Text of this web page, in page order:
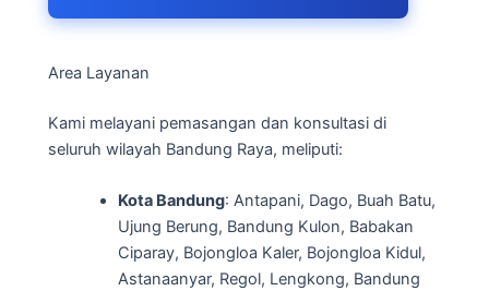
Area Layanan
Kami melayani pemasangan dan konsultasi di
seluruh wilayah Bandung Raya, meliputi:
Kota Bandung: Antapani, Dago, Buah Batu,
Ujung Berung, Bandung Kulon, Babakan
Ciparay, Bojongloa Kaler, Bojongloa Kidul,
Astanaanyar, Regol, Lengkong, Bandung